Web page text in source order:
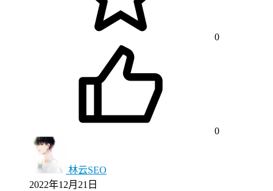
0
0
林云SEO
2022年12月21日